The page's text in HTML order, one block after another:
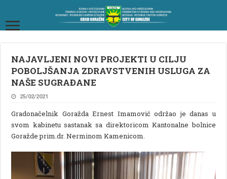
NAJAVLJENI NOVI PROJEKTI U CILJU
POBOLJŠANJA ZDRAVSTVENIH USLUGA ZA
NAŠE SUGRAĐANE
25/02/2021
Gradonačelnik Goražda Ernest Imamović održao je danas u
svom kabinetu sastanak sa direktoricom Kantonalne bolnice
Goražde prim.dr. Nerminom Kamenicom.